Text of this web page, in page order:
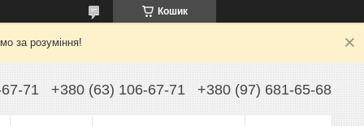
Кошик
за розуміння!
71 +380 (63) 106-67-71 +380 (97) 681-65-68